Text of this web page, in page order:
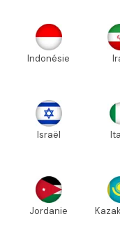
Indonésie
Israël
Jordanie